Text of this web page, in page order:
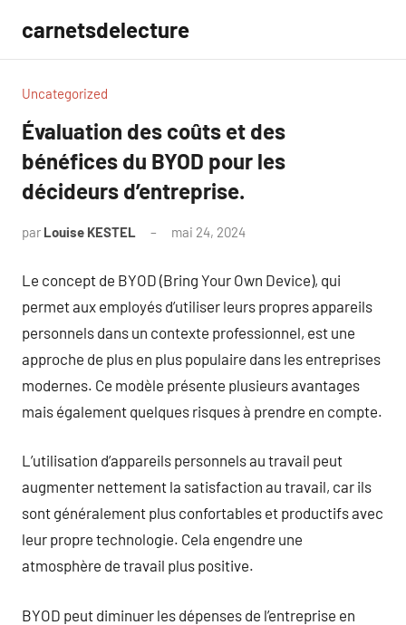
contenu
carnetsdelecture
Uncategorized
Évaluation des coûts et des
bénéfices du BYOD pour les
décideurs d’entreprise.
par Louise KESTEL mai 24, 2024
Le concept de BYOD (Bring Your Own Device), qui
permet aux employés d’utiliser leurs propres appareils
personnels dans un contexte professionnel, est une
approche de plus en plus populaire dans les entreprises
modernes. Ce modèle présente plusieurs avantages
mais également quelques risques à prendre en compte.
L’utilisation d’appareils personnels au travail peut
augmenter nettement la satisfaction au travail, car ils
sont généralement plus confortables et productifs avec
leur propre technologie. Cela engendre une
atmosphère de travail plus positive.
BYOD peut diminuer les dépenses de l’entreprise en